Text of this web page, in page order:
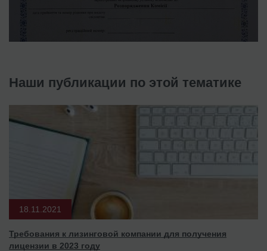
Наши публикации по этой тематике
18.11.2021
Требования к лизинговой компании для получения
лицензии в 2023 году